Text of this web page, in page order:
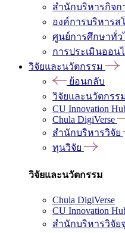
สำนักบริหารกิจก
องค์การบริหารส
ศูนย์การศึกษาทั่ว
การประเมินออน
วิจัยและนวัตกรรม
ย้อนกลับ
วิจัยและนวัตกรรม
CU Innovation
Chula DigiVerse
สำนักบริหารวิจัย
ทุนวิจัย
วิจัยและนวัตกรรม
Chula DigiVerse
CU Innovation
สำนักบริหารวิจัย